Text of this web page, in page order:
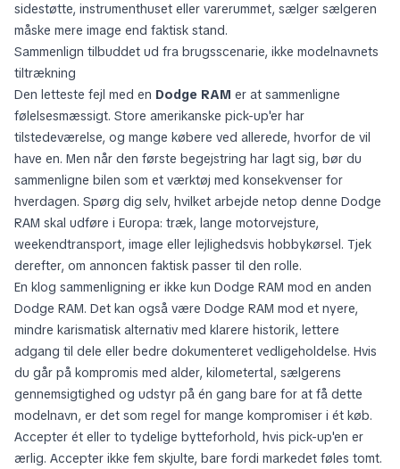
sidestøtte, instrumenthuset eller varerummet, sælger sælgeren
måske mere image end faktisk stand.
Sammenlign tilbuddet ud fra brugsscenarie, ikke modelnavnets
tiltrækning
Den letteste fejl med en Dodge RAM er at sammenligne
følelsesmæssigt. Store amerikanske pick-up'er har
tilstedeværelse, og mange købere ved allerede, hvorfor de vil
have en. Men når den første begejstring har lagt sig, bør du
sammenligne bilen som et værktøj med konsekvenser for
hverdagen. Spørg dig selv, hvilket arbejde netop denne Dodge
RAM skal udføre i Europa: træk, lange motorvejsture,
weekendtransport, image eller lejlighedsvis hobbykørsel. Tjek
derefter, om annoncen faktisk passer til den rolle.
En klog sammenligning er ikke kun Dodge RAM mod en anden
Dodge RAM. Det kan også være Dodge RAM mod et nyere,
mindre karismatisk alternativ med klarere historik, lettere
adgang til dele eller bedre dokumenteret vedligeholdelse. Hvis
du går på kompromis med alder, kilometertal, sælgerens
gennemsigtighed og udstyr på én gang bare for at få dette
modelnavn, er det som regel for mange kompromiser i ét køb.
Accepter ét eller to tydelige bytteforhold, hvis pick-up'en er
ærlig. Accepter ikke fem skjulte, bare fordi markedet føles tomt.